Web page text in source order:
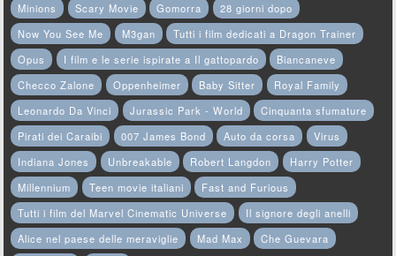
Minions Scary Movie Gomorra
28 giorni dopo
Now You See Me
M3gan
Tutti i film dedicati a Dragon Trainer
Opus
I film e le serie ispirate a Il gattopardo
Biancaneve
Checco Zalone
Oppenheimer Baby Sitter
Royal Family
Leonardo Da Vinci
Jurassic Park - World
Cinquanta sfumature
Pirati dei Caraibi
007 James Bond Auto da corsa
Virus
Indiana Jones
Unbreakable Robert Langdon
Harry Potter
Millennium
Teen movie italiani
Fast and Furious
Tutti i film del Marvel Cinematic Universe
Il signore degli anelli
Alice nel paese delle meraviglie
Mad Max
Che Guevara